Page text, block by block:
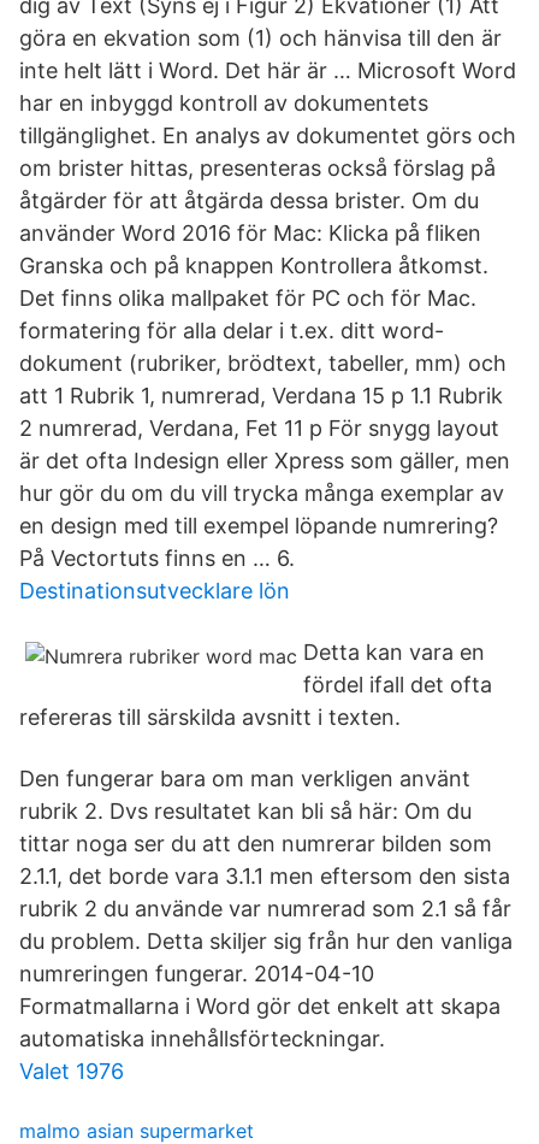
dig av Text (Syns ej i Figur 2) Ekvationer (1) Att
göra en ekvation som (1) och hänvisa till den är
inte helt lätt i Word. Det här är … Microsoft Word
har en inbyggd kontroll av dokumentets
tillgänglighet. En analys av dokumentet görs och
om brister hittas, presenteras också förslag på
åtgärder för att åtgärda dessa brister. Om du
använder Word 2016 för Mac: Klicka på fliken
Granska och på knappen Kontrollera åtkomst.
Det finns olika mallpaket för PC och för Mac.
formatering för alla delar i t.ex. ditt word-
dokument (rubriker, brödtext, tabeller, mm) och
att 1 Rubrik 1, numrerad, Verdana 15 p 1.1 Rubrik
2 numrerad, Verdana, Fet 11 p För snygg layout
är det ofta Indesign eller Xpress som gäller, men
hur gör du om du vill trycka många exemplar av
en design med till exempel löpande numrering?
På Vectortuts finns en … 6.
Destinationsutvecklare lön
Detta kan vara en
fördel ifall det ofta
refereras till särskilda avsnitt i texten.
Den fungerar bara om man verkligen använt
rubrik 2. Dvs resultatet kan bli så här: Om du
tittar noga ser du att den numrerar bilden som
2.1.1, det borde vara 3.1.1 men eftersom den sista
rubrik 2 du använde var numrerad som 2.1 så får
du problem. Detta skiljer sig från hur den vanliga
numreringen fungerar. 2014-04-10
Formatmallarna i Word gör det enkelt att skapa
automatiska innehållsförteckningar.
Valet 1976
malmo asian supermarket